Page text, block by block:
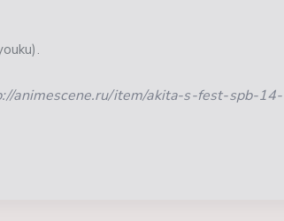
animescene.ru/item/akita-s-fest-spb-14-